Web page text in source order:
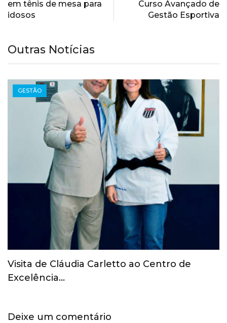
em tênis de mesa para
idosos
Curso Avançado de
Gestão Esportiva
Outras Notícias
GESTÃO
COI revoga suspensão provisória do Comitê
Olímpico Russo
Deixe um comentário